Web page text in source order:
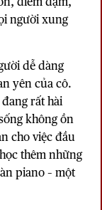
người xung
dễ dàng
yên của cô.
rất hài
không ồn
cho việc đầu
thêm những
piano – một